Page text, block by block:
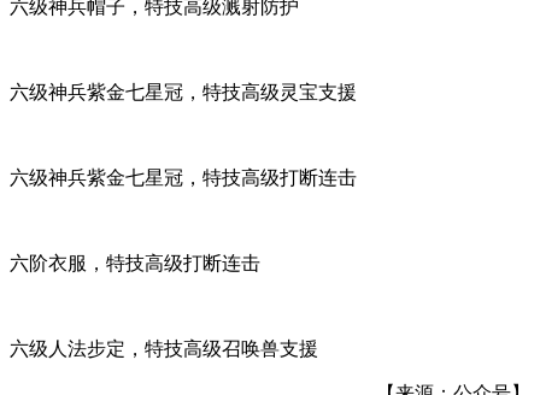
六级神兵帽子，特技高级溅射防护
六级神兵紫金七星冠，特技高级灵宝支援
六级神兵紫金七星冠，特技高级打断连击
六阶衣服，特技高级打断连击
六级人法步定，特技高级召唤兽支援